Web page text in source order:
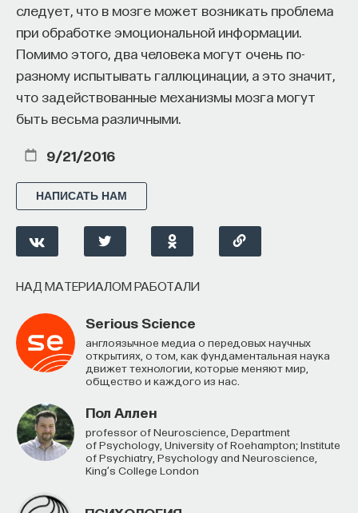
следует, что в мозге может возникать проблема
при обработке эмоциональной информации.
Помимо этого, два человека могут очень по-
разному испытывать галлюцинации, а это значит,
что задействованные механизмы мозга могут
быть весьма различными.
9/21/2016
НАПИСАТЬ НАМ
НАД МАТЕРИАЛОМ РАБОТАЛИ
Serious Science
Англоязычное медиа о передовых научных
открытиях, о том, как фундаментальная наука
движет технологии, которые меняют мир,
общество и каждого из нас.
Пол Аллен
Professor of Neuroscience, Department
of Psychology, University of Roehampton; Institute
of Psychiatry, Psychology and Neuroscience,
King’s College London